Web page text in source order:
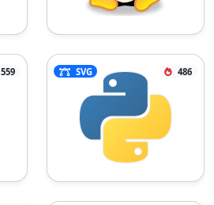
559 SVG 486